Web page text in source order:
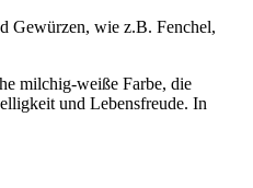
Gewürzen, wie z.B. Fenchel,
milchig-weiße Farbe, die
und Lebensfreude. In